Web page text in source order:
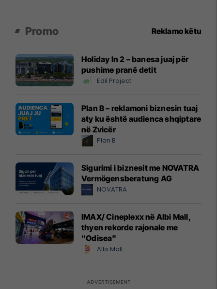
Promo Reklamo këtu
Holiday In 2 – banesa juaj për
pushime pranë detit
Edil Project
Plan B – reklamoni biznesin tuaj
aty ku është audienca shqiptare
në Zvicër
Plan B
Sigurimi i biznesit me NOVATRA
Vermögensberatung AG
NOVATRA
IMAX/ Cineplexx në Albi Mall,
thyen rekorde rajonale me
"Odisea"
Albi Mall